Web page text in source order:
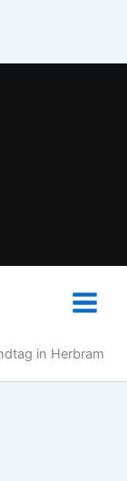
in Herbram